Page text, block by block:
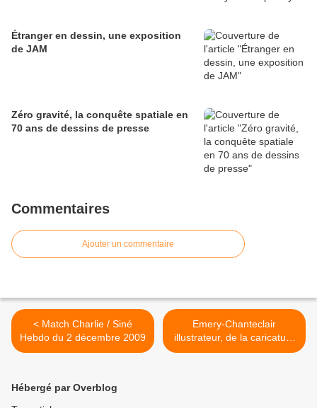
Étranger en dessin, une exposition
de JAM
Zéro gravité, la conquête spatiale en
70 ans de dessins de presse
Commentaires
Ajouter un commentaire
< Match Charlie / Siné
Hebdo du 2 décembre 2009
Emery-Chanteclair
illustrateur, de la caricature
politique à la réclame, entre
Hébergé par Overblog